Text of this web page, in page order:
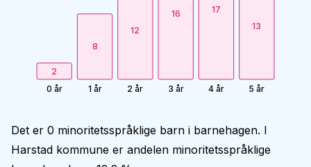
2
0 år
8
1 år
12
2 år
16
3 år
17
4 år
13
5 år
Det er 0 minoritetsspråklige barn i barnehagen. I
Harstad kommune er andelen minoritetsspråklige